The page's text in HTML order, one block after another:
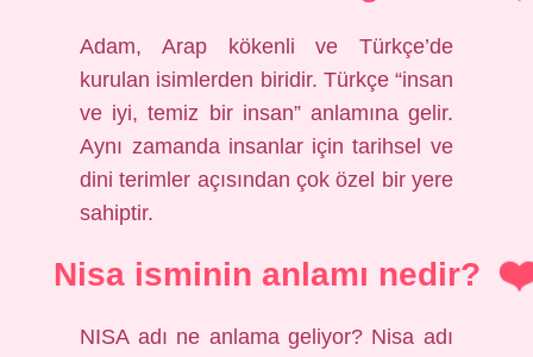
Adam, Arap kökenli ve Türkçe’de
kurulan isimlerden biridir. Türkçe “insan
ve iyi, temiz bir insan” anlamına gelir.
Aynı zamanda insanlar için tarihsel ve
dini terimler açısından çok özel bir yere
sahiptir.
Nisa isminin anlamı nedir?
NISA adı ne anlama geliyor? Nisa adı